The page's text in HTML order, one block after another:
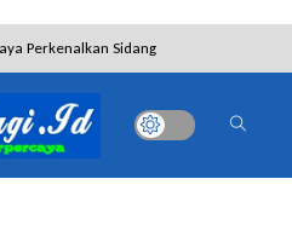
Perkenalkan Sidang
Ketentuan Baru KUHAP
Hensa, Salim Himawan